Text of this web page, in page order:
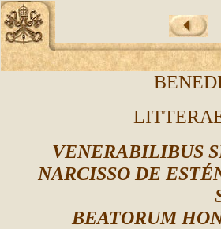
VENERABILIBUS
NARCISSO DE
BEATORUM